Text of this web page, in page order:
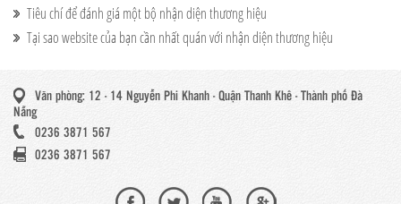
Tiêu chí để đánh giá một bộ nhận diện thương hiệu
Tại sao website của bạn cần nhất quán với nhận diện thương hiệu
Văn phòng: 12 - 14 Nguyễn Phi Khanh - Quận Thanh Khê - Thành phố Đà
Nẵng
0236 3871 567
0236 3871 567